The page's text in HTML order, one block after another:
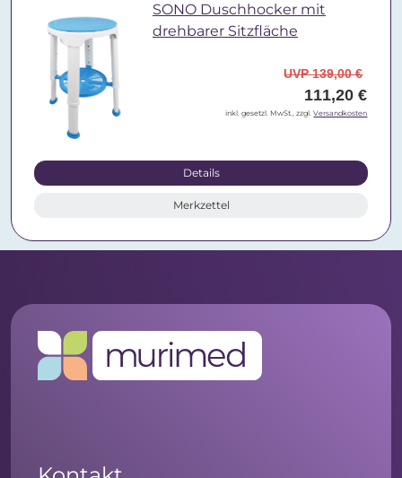
SONO Duschhocker mit
drehbarer Sitzfläche
UVP 139,00 €
111,20 €
inkl. gesetzl. MwSt., zzgl.Versandkosten
Details
Merkzettel